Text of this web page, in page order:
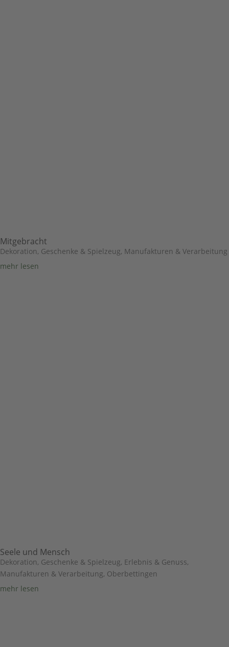
Mitgebracht
Dekoration, Geschenke & Spielzeug, Manufakturen & Verarbeitung
mehr lesen
Seele und Mensch
Dekoration, Geschenke & Spielzeug, Erlebnis & Genuss,
Manufakturen & Verarbeitung, Oberbettingen
mehr lesen